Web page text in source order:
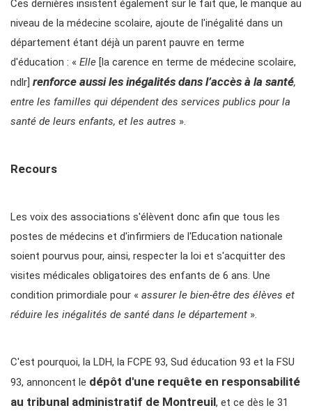
Ces dernières insistent également sur le fait que, le manque au
niveau de la médecine scolaire, ajoute de l'inégalité dans un
département étant déjà un parent pauvre en terme
d'éducation : « Elle [la carence en terme de médecine scolaire,
ndlr] renforce aussi les inégalités dans l’accès à la santé,
entre les familles qui dépendent des services publics pour la
santé de leurs enfants, et les autres ».
Recours
Les voix des associations s'élèvent donc afin que tous les
postes de médecins et d'infirmiers de l'Education nationale
soient pourvus pour, ainsi, respecter la loi et s'acquitter des
visites médicales obligatoires des enfants de 6 ans. Une
condition primordiale pour « assurer le bien-être des élèves et
réduire les inégalités de santé dans le département ».
C'est pourquoi, la LDH, la FCPE 93, Sud éducation 93 et la FSU
93, annoncent le dépôt d'une requête en responsabilité
au tribunal administratif de Montreuil, et ce dès le 31